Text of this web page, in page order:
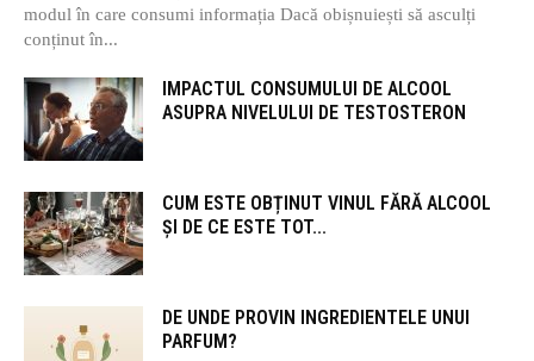
modul în care consumi informația Dacă obișnuiești să asculți
conținut în...
IMPACTUL CONSUMULUI DE ALCOOL
ASUPRA NIVELULUI DE TESTOSTERON
CUM ESTE OBȚINUT VINUL FĂRĂ ALCOOL
ȘI DE CE ESTE TOT...
DE UNDE PROVIN INGREDIENTELE UNUI
PARFUM?